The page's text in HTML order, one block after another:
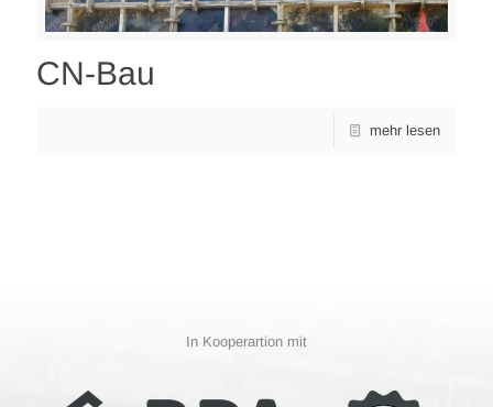
CN-Bau
mehr lesen
In Kooperartion mit